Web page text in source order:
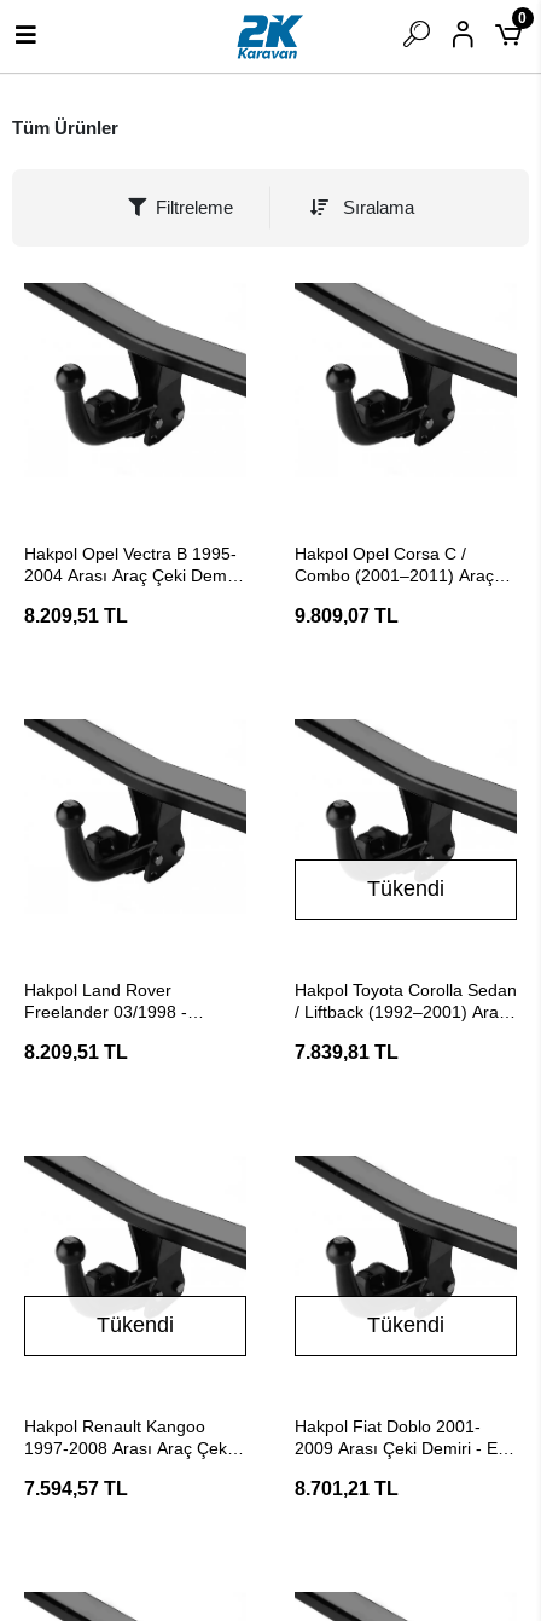
0
Tüm Ürünler
Filtreleme Sıralama
Hakpol Opel Vectra B 1995-
2004 Arası Araç Çeki Demiri
8.209,51 TL
Hakpol Opel Corsa C /
Combo (2001–2011) Araç
9.809,07 TL
Hakpol Land Rover
Freelander 03/1998 -
8.209,51 TL
Tükendi
Hakpol Toyota Corolla Sedan
/ Liftback (1992–2001) Araç
7.839,81 TL
Tükendi
Hakpol Renault Kangoo
1997-2008 Arası Araç Çeki
7.594,57 TL
Tükendi
Hakpol Fiat Doblo 2001-
2009 Arası Çeki Demiri - E20
8.701,21 TL